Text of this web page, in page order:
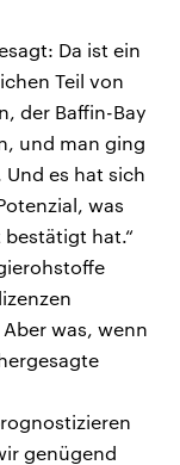
Da ist ein
Teil von
der Baffin-Bay
und man ging
es hat sich
was
hat.“
was, wenn
genügend